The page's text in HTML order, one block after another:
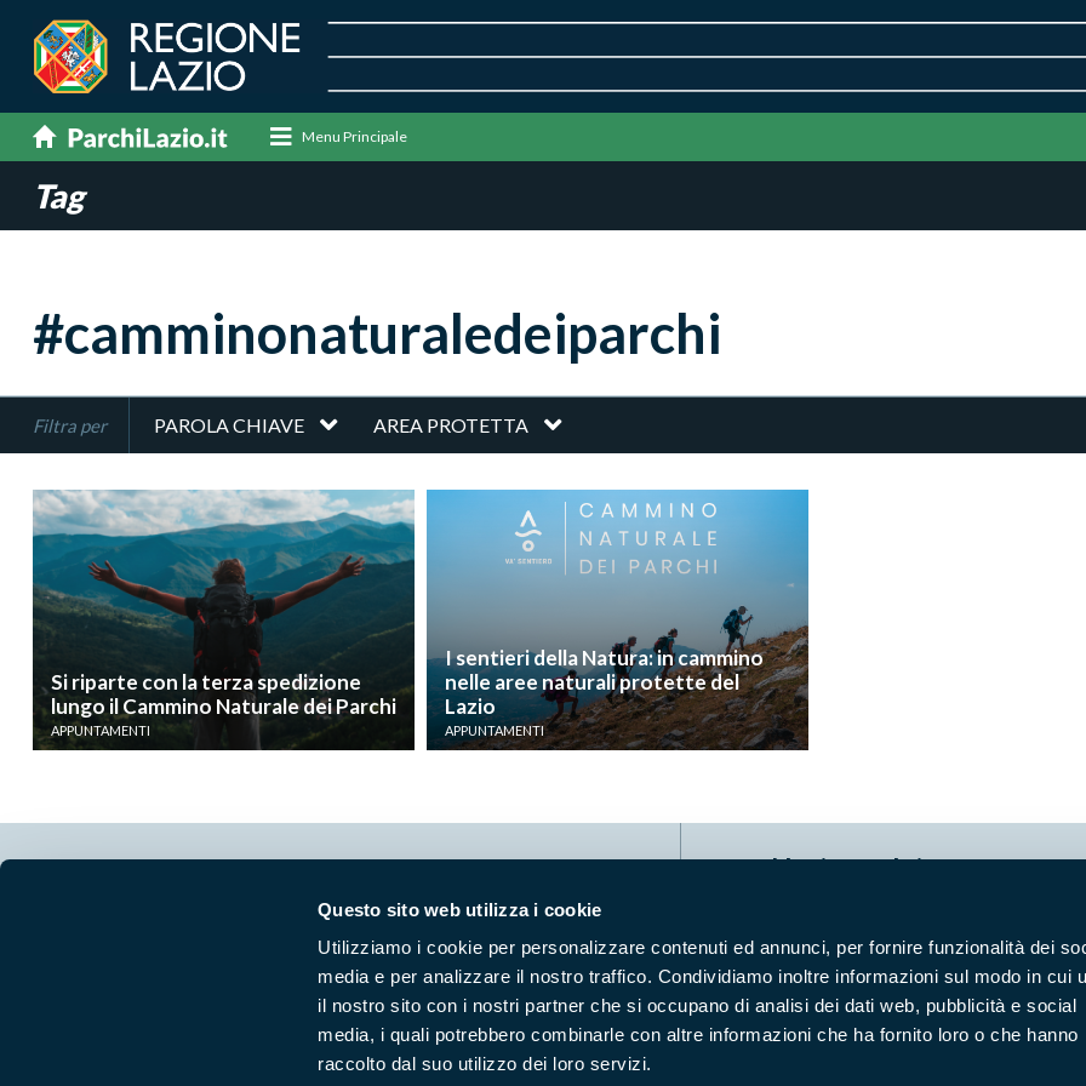
Questo sito web utilizza i cookie
Utilizziamo i cookie per personalizzare contenuti ed annunci, per fornire funzionalità dei
media e per analizzare il nostro traffico. Condividiamo inoltre informazioni sul modo in cui
il nostro sito con i nostri partner che si occupano di analisi dei dati web, pubblicità e social
media, i quali potrebbero combinarle con altre informazioni che ha fornito loro o che hanno
raccolto dal suo utilizzo dei loro servizi.
Menu Principale
Tag
#camminonaturaledeiparchi
Filtra per PAROLA CHIAVE AREA PROTETTA
Si riparte con la terza spedizione
lungo il Cammino Naturale dei Parchi
APPUNTAMENTI
I sentieri della Natura: in cammino
nelle aree naturali protette del
Lazio
APPUNTAMENTI
Naviga nel sito
Enti di gestione
Storie
Prodotti Natura in Campo